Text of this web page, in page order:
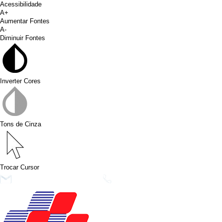
Acessibilidade
A+
Aumentar Fontes
A-
Diminuir Fontes
Inverter Cores
Tons de Cinza
Trocar Cursor